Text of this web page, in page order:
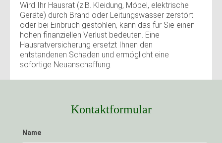
Wird Ihr Hausrat (z.B. Kleidung, Möbel, elektrische
Geräte) durch Brand oder Leitungswasser zerstört
oder bei Einbruch gestohlen, kann das für Sie einen
hohen finanziellen Verlust bedeuten. Eine
Hausratversicherung ersetzt Ihnen den
entstandenen Schaden und ermöglicht eine
sofortige Neuanschaffung.
Kontaktformular
Name